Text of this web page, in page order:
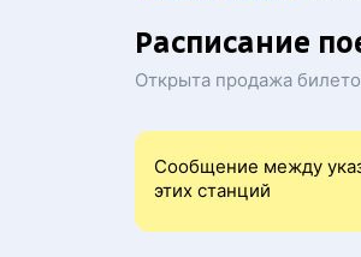
Расписание
Открыта продажа
Сообщение между
этих станций